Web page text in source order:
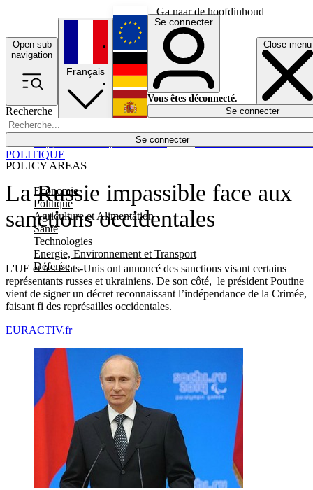
Ga naar de hoofdinhoud
Open sub
navigation
Close menu
Recherche
Se connecter
POLICY AREAS
Economie
Politique
Agriculture et Alimentation
Santé
Technologies
Energie, Environnement et Transport
Défense
Économie
Français
English
Deutsch
Español
Se connecter
Vous êtes déconnecté.
Se connecter
La Russie impassible face aux
sanctions occidentales
L'UE et les États-Unis ont annoncé des sanctions visant certains
représentants russes et ukrainiens. De son côté, le président Poutine
vient de signer un décret reconnaissant l’indépendance de la Crimée,
faisant fi des représailles occidentales.
POLITIQUE
EURACTIV.fr